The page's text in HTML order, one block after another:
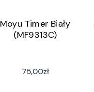
Moyu Timer Biały
(MF9313C)
75,00zł